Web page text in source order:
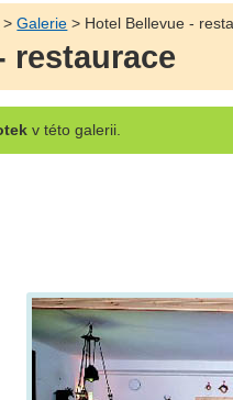
>Galerie > Hotel Bellevue -
restaurace
v této galerii.